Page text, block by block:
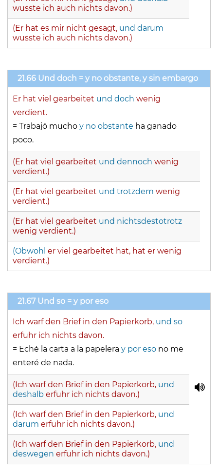
wusste ich auch nichts davon.)
(Er hat es mir nicht gesagt, und darum
wusste ich auch nichts davon.)
21.66 Und doch = y no obstante, y sin embargo
Er hat viel gearbeitet und doch wenig
verdient.
= Trabajó mucho y no obstante ha ganado
poco.
(Er hat viel gearbeitet und dennoch wenig
verdient.)
(Er hat viel gearbeitet und trotzdem wenig
verdient.)
(Er hat viel gearbeitet und nichtsdestotrotz
wenig verdient.)
(Obwohl er viel gearbeitet hat, hat er wenig
verdient.)
21.67 Und so = y por eso
Ich warf den Brief in den Papierkorb, und so
erfuhr ich nichts davon.
= Eché la carta a la papelera y por eso no me
enteré de nada.
(Ich warf den Brief in den Papierkorb, und
deshalb erfuhr ich nichts davon.)
(Ich warf den Brief in den Papierkorb, und
darum erfuhr ich nichts davon.)
(Ich warf den Brief in den Papierkorb, und
deswegen erfuhr ich nichts davon.)